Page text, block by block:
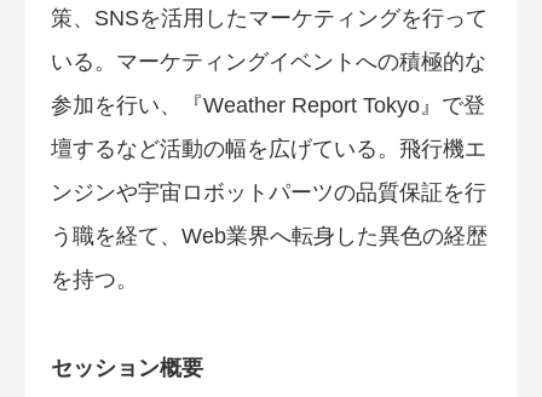
策、SNSを活用したマーケティングを行って
いる。マーケティングイベントへの積極的な
参加を行い、『Weather Report Tokyo』で登
壇するなど活動の幅を広げている。飛行機エ
ンジンや宇宙ロボットパーツの品質保証を行
う職を経て、Web業界へ転身した異色の経歴
を持つ。
セッション概要